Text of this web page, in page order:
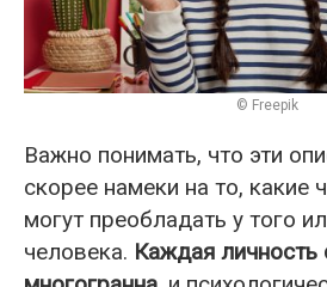
© Freepik
Важно понимать, что эти
скорее намеки на то, какие
могут преобладать у того
человека. Каждая личность